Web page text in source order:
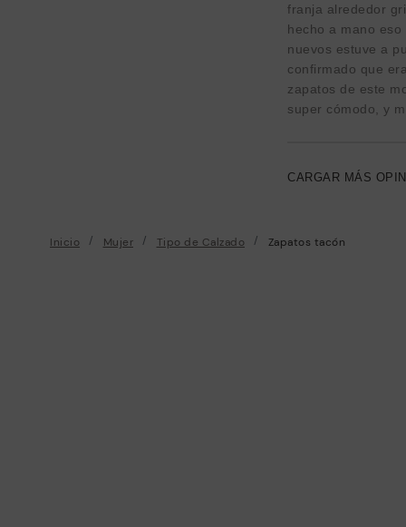
franja alrededor
hecho a mano
nuevos estuve a
confirmado que
zapatos de este
super cómodo, y
CARGAR MÁS
Inicio Mujer Tipo de Calzado Zapatos tacón